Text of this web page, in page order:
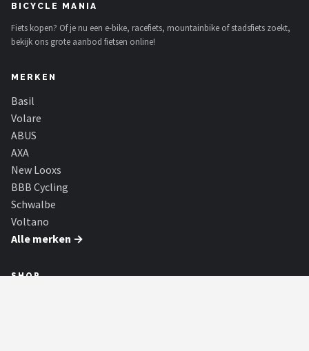
BICYCLE MANIA
Fiets kopen? Of je nu een e-bike, racefiets, mountainbike of stadsfiets zoekt,
bekijk ons grote aanbod fietsen online!
MERKEN
Basil
Volare
ABUS
AXA
New Looxs
BBB Cycling
Schwalbe
Voltano
Alle merken →
SHOP